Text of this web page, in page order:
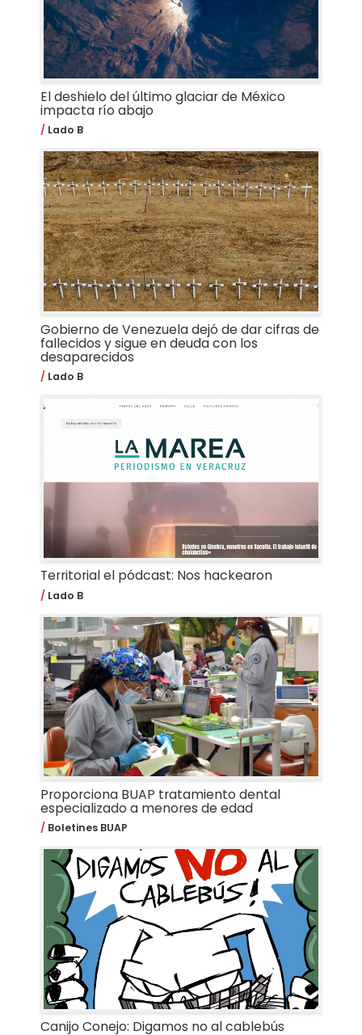
El deshielo del último glaciar de México
impacta río abajo
Lado B
Gobierno de Venezuela dejó de dar cifras de
fallecidos y sigue en deuda con los
desaparecidos
Lado B
Territorial el pódcast: Nos hackearon
Lado B
Proporciona BUAP tratamiento dental
especializado a menores de edad
Boletines BUAP
Canijo Conejo: Digamos no al cablebús